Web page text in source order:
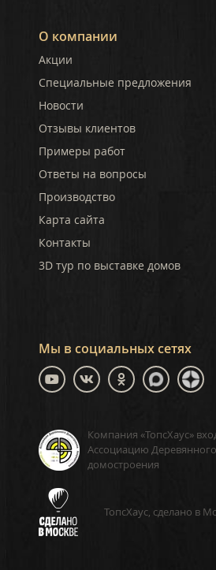
О компании
Акции
Специальные предложения
Новости
Отзывы клиентов
Примеры работ
Ответы на вопросы
Производство
Карта сайта
Контакты
3D тур по выставке домов
Мы в социальных сетях
Компания «ТопсХаус»
Ассоциацию Деревянного
домостроения
ТопсХаус, сделано в